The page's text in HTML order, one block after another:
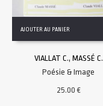
AJOUTER AU PANIER
VIALLAT C., MASSÉ C.
Poésie & Image
25.00€